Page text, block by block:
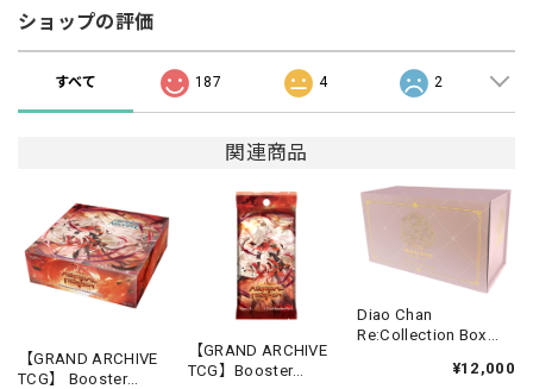
ショップの評価
すべて 187 4 2
関連商品
【GRAND ARCHIVE
TCG】 Booster
【GRAND ARCHIVE
TCG】Booster
Diao Chan
Re:Collection Box
¥12,000